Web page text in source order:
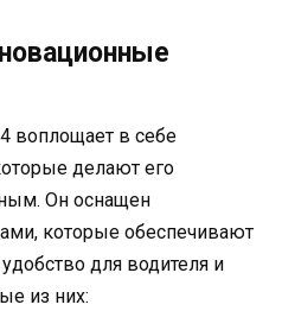
воплощает в себе
делают его
Он оснащен
которые обеспечивают
для водителя и
из них: